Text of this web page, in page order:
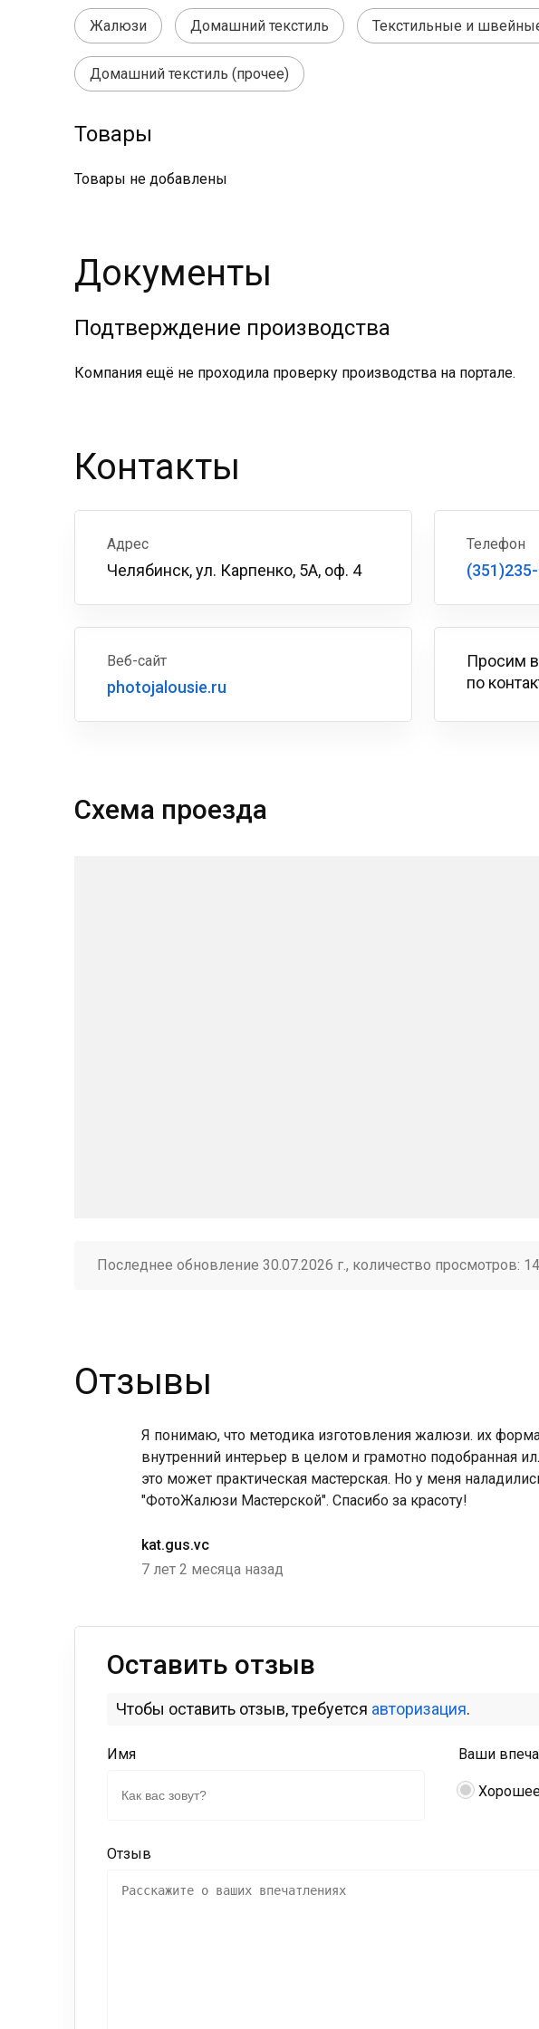
Жалюзи Домашний текстиль Текстильные и
Домашний текстиль (прочее)
Товары
Товары не добавлены
Документы
Подтверждение производства
Компания ещё не проходила проверку производства на портале.
Контакты
Адрес
Челябинск, ул. Карпенко, 5А, оф. 4
Телефон
Веб-сайт
photojalousie.ru
Просим
по
Схема проезда
Последнее обновление 30.07.2026 г., количество просмотров:
Отзывы
Я понимаю, что методика изготовления жалюзи. их
внутренний интерьер в целом и грамотно подобранная
это может практическая мастерская. Но у меня
"ФотоЖалюзи Мастерской". Спасибо за красоту!
kat.gus.vc
7 лет 2 месяца назад
Оставить отзыв
Чтобы оставить отзыв, требуется авторизация.
Имя Ваши
Отзыв